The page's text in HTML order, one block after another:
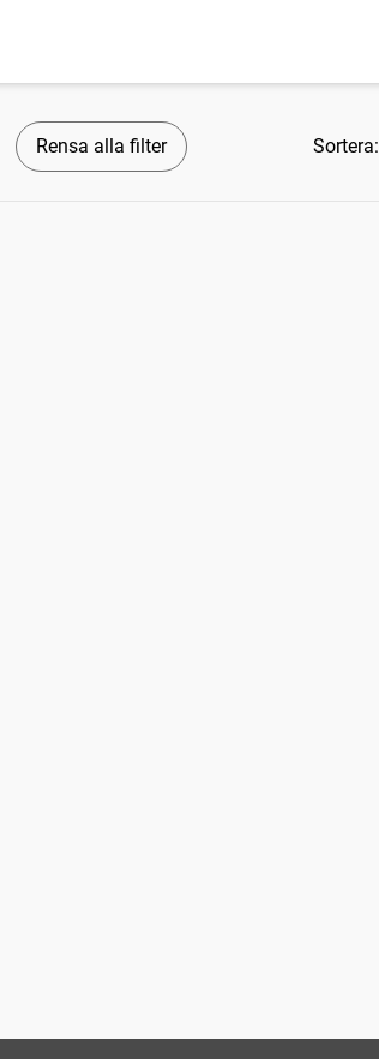
Rensa alla filter Sortera: